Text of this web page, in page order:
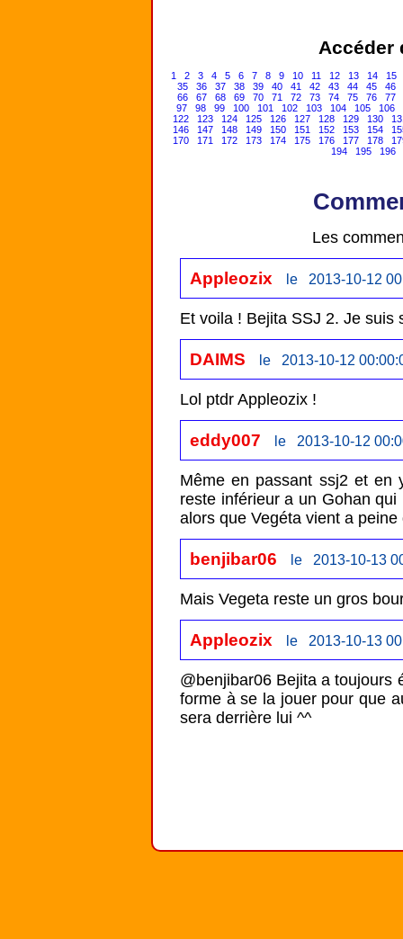
Accéder
1 2 3 4 5 6 7 8 9 10 11 12 13 14
15
35
36 37 38 39 40 41 42 43 44 45
46
66
67 68 69 70 71 72 73 74 75 76
77
97
98 99 100 101 102 103 104 105
106
122
123 124 125 126 127 128 129 130
146
147 148 149 150 151 152 153 154
170
171 172 173 174 175 176 177 178
194
195 196
Les
Appleozix le 2013-10-12
DAIMS le 2013-10-12
Lol ptdr Appleozix !
eddy007 le 2013-10-12
Même en passant ssj2 et en
reste inférieur a un Gohan
alors que Vegéta vient a peine
benjibar06 le 2013-10-13
Appleozix le 2013-10-13
@benjibar06 Bejita a toujours
forme à se la jouer pour que
sera derrière lui ^^